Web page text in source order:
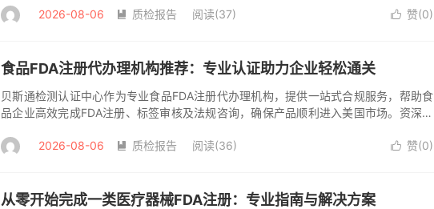
心为您梳...
 赞(0)
2026-08-06  质检报告 阅读(37)
食品FDA注册代办理机构推荐：专业认证助力企业轻松通关
贝斯通检测认证中心作为专业食品FDA注册代办理机构，提供一站式合规服务，帮助食
品企业高效完成FDA注册、标签审核及法规咨询，确保产品顺利进入美国市场。资深团
FDA...
 赞(0)
2026-08-06  质检报告 阅读(36)
从零开始完成一类医疗器械FDA注册：专业指南与解决方案